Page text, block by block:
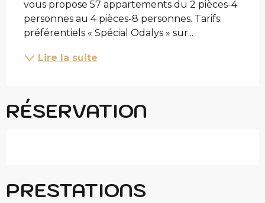
vous propose 57 appartements du 2 pièces-4
personnes au 4 pièces-8 personnes. Tarifs
préférentiels « Spécial Odalys » sur...
Lire la suite
RÉSERVATION
PRESTATIONS